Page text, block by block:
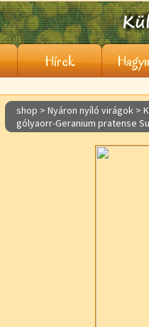
Hírek
shop > Nyáron nyíló virágok >
gólyaorr-Geranium pratense